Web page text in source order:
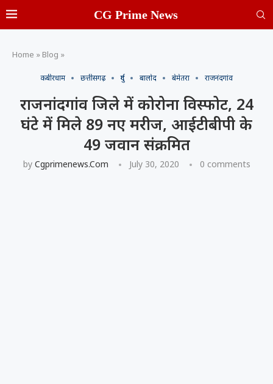
CG Prime News
Home » Blog »
कबीरधाम छत्तीसगढ़ दुर्ग बालोद बेमेतरा राजनंदगांव
राजनांदगांव जिले में कोरोना विस्फोट, 24
घंटे में मिले 89 नए मरीज, आईटीबीपी के
49 जवान संक्रमित
by Cgprimenews.com July 30, 2020 0 comments